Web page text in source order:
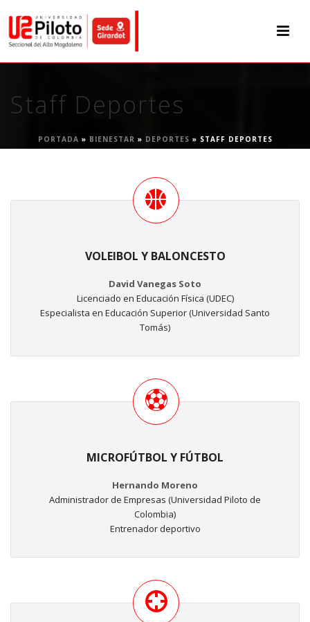
Staff Deportes
PORTADA » BIENESTAR » DEPORTES » STAFF DEPORTES
VOLEIBOL Y BALONCESTO
David Vanegas Soto
Licenciado en Educación Física (UDEC)
Especialista en Educación Superior (Universidad Santo
Tomás)
MICROFÚTBOL Y FÚTBOL
Hernando Moreno
Administrador de Empresas (Universidad Piloto de
Colombia)
Entrenador deportivo